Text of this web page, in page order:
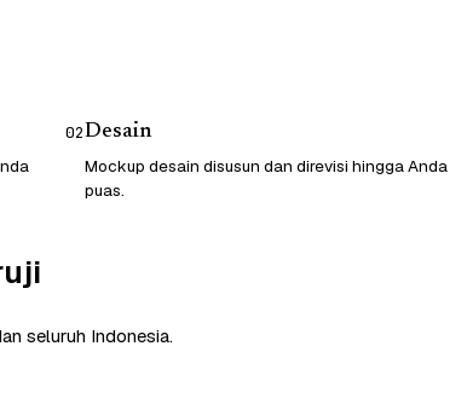
02Desain
Mockup desain disusun dan direvisi hingga Anda
puas.
seluruh Indonesia.